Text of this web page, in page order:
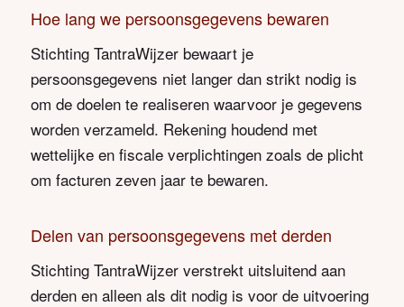
Hoe lang we persoonsgegevens bewaren
Stichting TantraWijzer bewaart je
persoonsgegevens niet langer dan strikt nodig is
om de doelen te realiseren waarvoor je gegevens
worden verzameld. Rekening houdend met
wettelijke en fiscale verplichtingen zoals de plicht
om facturen zeven jaar te bewaren.
Delen van persoonsgegevens met derden
Stichting TantraWijzer verstrekt uitsluitend aan
derden en alleen als dit nodig is voor de uitvoering